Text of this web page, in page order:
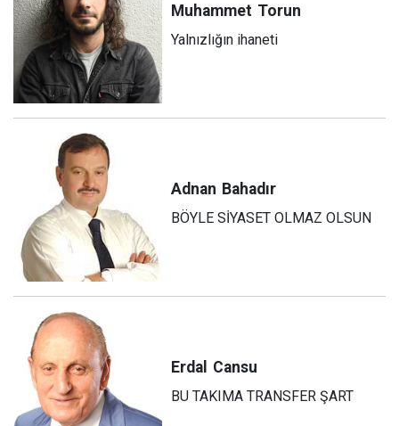
Muhammet Torun
Yalnızlığın ihaneti
Adnan Bahadır
BÖYLE SİYASET OLMAZ OLSUN
Erdal Cansu
BU TAKIMA TRANSFER ŞART